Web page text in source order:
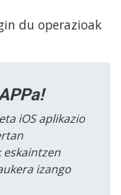
du operazioak
iOS aplikazio
izango